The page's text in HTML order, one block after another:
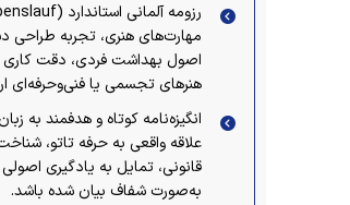
مهارت‌های هنری، تجربه طراحی
اصول بهداشت فردی، دقت کاری
هنرهای تجسمی یا فنی‌وحرفه‌ای
انگیزه‌نامه کوتاه و هدفمند به
علاقه واقعی به حرفه تاتو،
قانونی، تمایل به یادگیری
به‌صورت شفاف بیان شده باشد.